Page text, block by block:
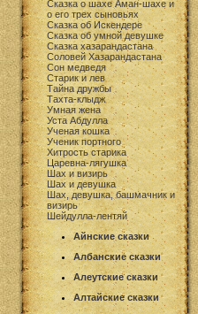
Сказка о шахе Аман-шахе и
о его трех сыновьях
Сказка об Искендере
Сказка об умной девушке
Сказка хазарандастана
Соловей Хазарандастана
Сон медведя
Старик и лев
Тайна дружбы
Тахта-клыдж
Умная жена
Уста Абдулла
Ученая кошка
Ученик портного
Хитрость старика
Царевна-лягушка
Шах и визирь
Шах и девушка
Шах, девушка, башмачник и
визирь
Шейдулла-лентяй
Айнские сказки
Албанские сказки
Алеутские сказки
Алтайские сказки